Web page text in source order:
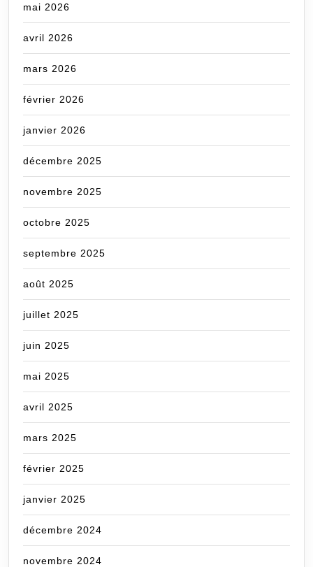
mai 2026
avril 2026
mars 2026
février 2026
janvier 2026
décembre 2025
novembre 2025
octobre 2025
septembre 2025
août 2025
juillet 2025
juin 2025
mai 2025
avril 2025
mars 2025
février 2025
janvier 2025
décembre 2024
novembre 2024